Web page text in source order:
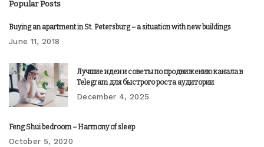
Popular Posts
Buying an apartment in St. Petersburg – a situation with new buildings
June 11, 2018
Лучшие идеи и советы по продвижению канала в
Telegram для быстрого роста аудитории
December 4, 2025
Feng Shui bedroom – Harmony of sleep
October 5, 2020